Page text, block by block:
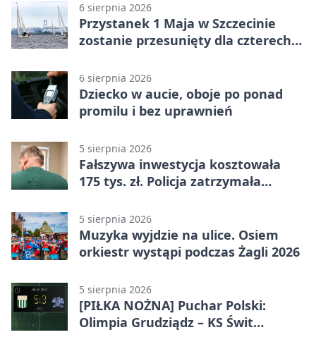
6 sierpnia 2026
Przystanek 1 Maja w Szczecinie
zostanie przesunięty dla czterech
6 sierpnia 2026
Dziecko w aucie, oboje po ponad
promilu i bez uprawnień
5 sierpnia 2026
Fałszywa inwestycja kosztowała
175 tys. zł. Policja zatrzymała
5 sierpnia 2026
Muzyka wyjdzie na ulice. Osiem
orkiestr wystąpi podczas Żagli 2026
5 sierpnia 2026
[PIŁKA NOŻNA] Puchar Polski:
Olimpia Grudziądz – KS Świt